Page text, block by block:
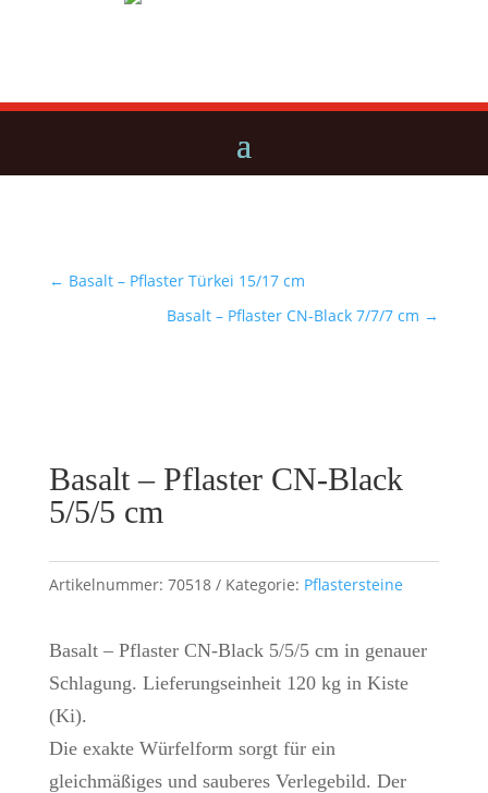
← Basalt – Pflaster Türkei 15/17 cm
Basalt – Pflaster CN-Black 7/7/7 cm →
Basalt – Pflaster CN-Black
5/5/5 cm
Artikelnummer: 70518 Kategorie: Pflastersteine
Basalt – Pflaster CN-Black 5/5/5 cm in genauer
Schlagung. Lieferungseinheit 120 kg in Kiste
(Ki).
Die exakte Würfelform sorgt für ein
gleichmäßiges und sauberes Verlegebild. Der